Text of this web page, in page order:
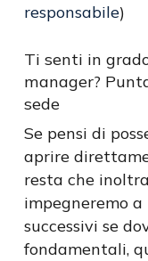
responsabile)
Ti senti in
manager?
sede
Se pensi di
aprire
resta che
impegneremo
successivi se
fondamentali,